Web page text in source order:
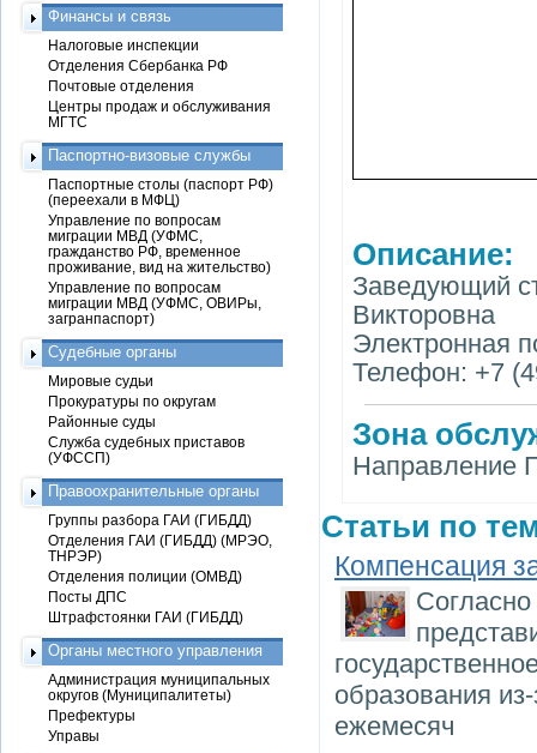
Описание:
Заведующий
Викторовна
Электронная
Телефон: +7
Зона
Направление
Статьи по
Компенсация
образования
ежемесяч
Финансы и связь
Налоговые инспекции
Отделения Сбербанка РФ
Почтовые отделения
Центры продаж и обслуживания
МГТС
Паспортно-визовые службы
Паспортные столы (паспорт РФ)
(переехали в МФЦ)
Управление по вопросам
миграции МВД (УФМС,
гражданство РФ, временное
проживание, вид на жительство)
Управление по вопросам
миграции МВД (УФМС, ОВИРы,
загранпаспорт)
Судебные органы
Мировые судьи
Прокуратуры по округам
Районные суды
Служба судебных приставов
(УФССП)
Правоохранительные органы
Группы разбора ГАИ (ГИБДД)
Отделения ГАИ (ГИБДД) (МРЭО,
ТНРЭР)
Отделения полиции (ОМВД)
Посты ДПС
Штрафстоянки ГАИ (ГИБДД)
Органы местного управления
Администрация муниципальных
округов (Муниципалитеты)
Префектуры
Управы